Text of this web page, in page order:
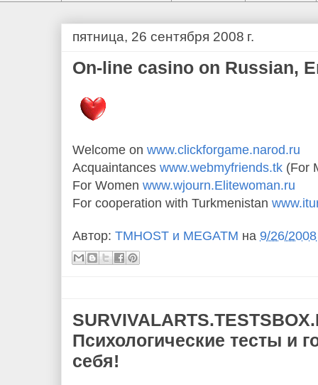
пятница, 26 сентября 2008 г.
On-line casino on Russian,
Welcome on www.clickforgame.narod.ru
Acquaintances www.webmyfriends.tk (For
For Women www.wjourn.Elitewoman.ru
For cooperation with Turkmenistan
Автор: TMHOST и MEGATM на 9/26/2008
Психологические тесты и
себя!